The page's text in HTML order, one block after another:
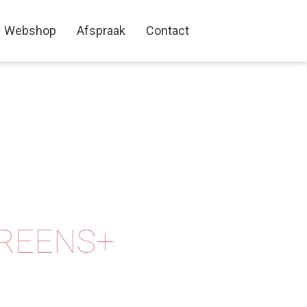
Webshop Afspraak Contact